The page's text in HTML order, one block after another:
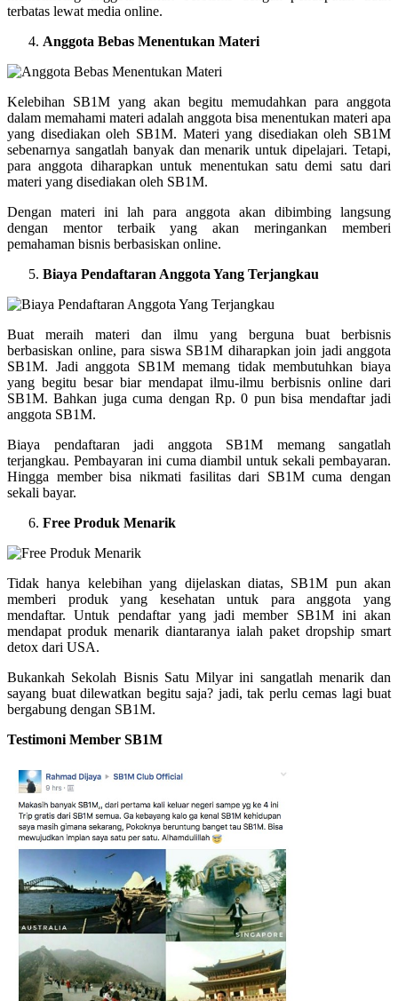
terbatas lewat media online.
Anggota Bebas Menentukan Materi
Kelebihan SB1M yang akan begitu memudahkan para anggota
dalam memahami materi adalah anggota bisa menentukan materi apa
yang disediakan oleh SB1M. Materi yang disediakan oleh SB1M
sebenarnya sangatlah banyak dan menarik untuk dipelajari. Tetapi,
para anggota diharapkan untuk menentukan satu demi satu dari
materi yang disediakan oleh SB1M.
Dengan materi ini lah para anggota akan dibimbing langsung
dengan mentor terbaik yang akan meringankan memberi
pemahaman bisnis berbasiskan online.
Biaya Pendaftaran Anggota Yang Terjangkau
Buat meraih materi dan ilmu yang berguna buat berbisnis
berbasiskan online, para siswa SB1M diharapkan join jadi anggota
SB1M. Jadi anggota SB1M memang tidak membutuhkan biaya
yang begitu besar biar mendapat ilmu-ilmu berbisnis online dari
SB1M. Bahkan juga cuma dengan Rp. 0 pun bisa mendaftar jadi
anggota SB1M.
Biaya pendaftaran jadi anggota SB1M memang sangatlah
terjangkau. Pembayaran ini cuma diambil untuk sekali pembayaran.
Hingga member bisa nikmati fasilitas dari SB1M cuma dengan
sekali bayar.
Free Produk Menarik
Tidak hanya kelebihan yang dijelaskan diatas, SB1M pun akan
memberi produk yang kesehatan untuk para anggota yang
mendaftar. Untuk pendaftar yang jadi member SB1M ini akan
mendapat produk menarik diantaranya ialah paket dropship smart
detox dari USA.
Bukankah Sekolah Bisnis Satu Milyar ini sangatlah menarik dan
sayang buat dilewatkan begitu saja? jadi, tak perlu cemas lagi buat
bergabung dengan SB1M.
Testimoni Member SB1M